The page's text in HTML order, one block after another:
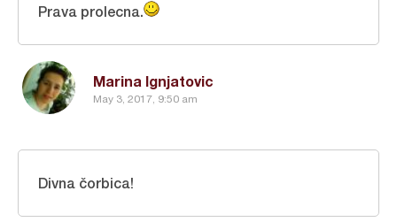
Marina Ignjatovic
May 3, 2017, 9:50 am
Prava prolecna.
Divna čorbica!